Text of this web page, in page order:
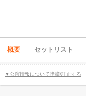
概要 セットリスト
▼公演情報について指摘/訂正する